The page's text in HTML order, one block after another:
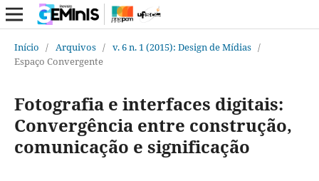
Início / Arquivos / v. 6 n. 1 (2015): Design de Mídias /
Espaço Convergente
Fotografia e interfaces digitais:
Convergência entre construção,
comunicação e significação